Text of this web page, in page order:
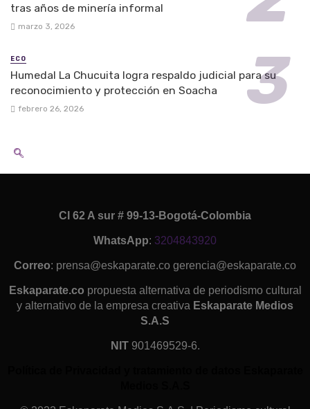
tras años de minería informal
marzo 3, 2026
ECO
Humedal La Chucuita logra respaldo judicial para su
reconocimiento y protección en Soacha
febrero 26, 2026
Cl 62 A sur # 99-13-Bogotá-Colombia
WhatsApp: 3204843920
Correo: prensa@eskaparate.co gerencia@eskaparate.co
Eskaparate.co propuesta alternativa de periodismo cultural
y alternativo de la empresa creativa Eskaparate Medios
S.A.S
NIT 901469529-6.